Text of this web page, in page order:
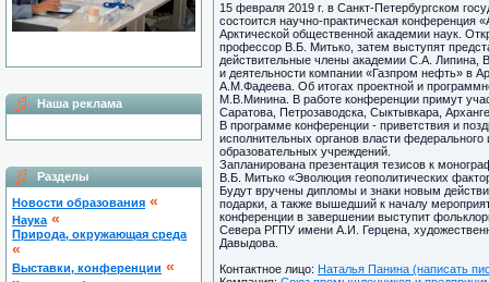
Наша реклама
Разделы
Новости образования «
Наука «
Природа, окружающая среда
«
Выставки, конференции «
15 февраля 2019 г. в Санкт-Петербургском
состоится научно-практическая
Арктической общественной академии наук.
профессор В.Б. Митько, затем выступят
действительные члены академии С.А.
и деятельности компании «Газпром нефть» в
А.М.Фадеева. Об итогах проектной и
М.В.Минина. В работе конференции примут
Саратова, Петрозаводска, Сыктывкара,
В программе конференции - приветствия и
исполнительных органов власти
образовательных учреждений.
Запланирована презентация тезисов к
В.Б. Митько «Эволюция геополитических
Будут вручены дипломы и знаки новым
подарки, а также вышедший к началу
конференции в завершении выступит
Севера РГПУ имени А.И. Герцена,
Давыдова.
Контактное лицо: Наталья Панина (написать